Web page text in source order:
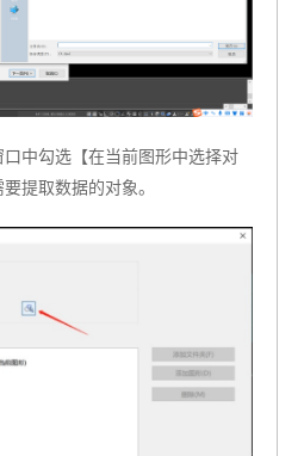
中勾选【在当前图形中选择对
提取数据的对象。